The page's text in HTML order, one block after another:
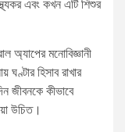
এবং কখন এটি শিশুর
অ্যাপের মনোবিজ্ঞানী
হিসাব রাখার
জীবনকে কীভাবে
উচিত।